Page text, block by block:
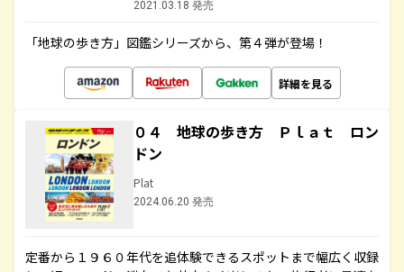
2021.03.18 発売
「地球の歩き方」図鑑シリーズから、第４弾が登場！
詳細を見る
０４ 地球の歩き方 Ｐｌａｔ ロン
ドン
Plat
2024.06.20 発売
定番から１９６０年代を追体験できるスポットまで幅広く収録